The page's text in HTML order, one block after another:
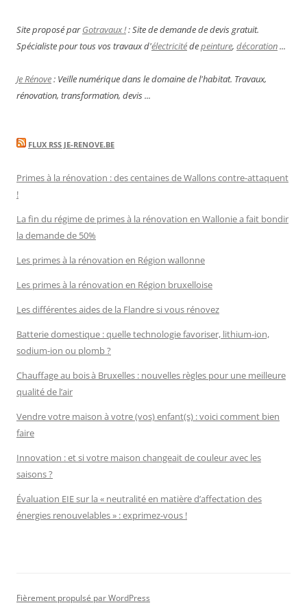
Site proposé parGotravaux !: Site de demande de devis gratuit.
Spécialiste pour tous vos travaux d'électricitédepeinture, décoration...
Je Rénove: Veille numérique dans le domaine de l'habitat. Travaux,
rénovation, transformation, devis ...
FLUX RSS JE-RENOVE.BE
Primes à la rénovation : des centaines de Wallons contre-attaquent
!
La fin du régime de primes à la rénovation en Wallonie a fait bondir
la demande de 50%
Les primes à la rénovation en Région wallonne
Les primes à la rénovation en Région bruxelloise
Les différentes aides de la Flandre si vous rénovez
Batterie domestique : quelle technologie favoriser, lithium-ion,
sodium-ion ou plomb ?
Chauffage au bois à Bruxelles : nouvelles règles pour une meilleure
qualité de l’air
Vendre votre maison à votre (vos) enfant(s) : voici comment bien
faire
Innovation : et si votre maison changeait de couleur avec les
saisons ?
Évaluation EIE sur la « neutralité en matière d’affectation des
énergies renouvelables » : exprimez-vous !
Fièrement propulsé par WordPress